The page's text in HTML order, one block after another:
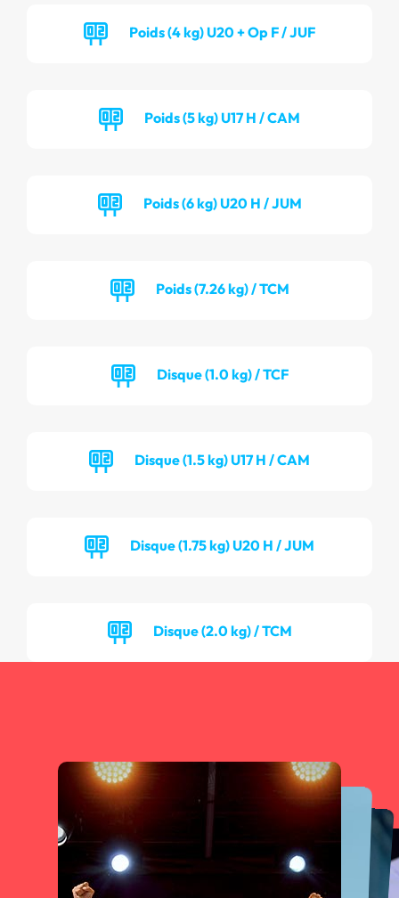
Poids (4 kg) U20 + Op F / JUF
Poids (5 kg) U17 H / CAM
Poids (6 kg) U20 H / JUM
Poids (7.26 kg) / TCM
Disque (1.0 kg) / TCF
Disque (1.5 kg) U17 H / CAM
Disque (1.75 kg) U20 H / JUM
Disque (2.0 kg) / TCM